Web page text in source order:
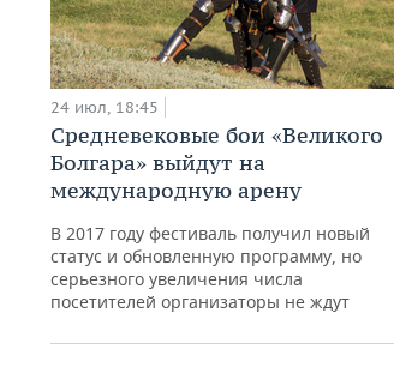
24 июл, 18:45
Средневековые бои «Великого
Болгара» выйдут на
международную арену
В 2017 году фестиваль получил новый
статус и обновленную программу, но
серьезного увеличения числа
посетителей организаторы не ждут